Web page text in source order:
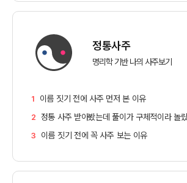
정통사주
명리학 기반 나의 사주보기
1 이름 짓기 전에 사주 먼저 본 이유
2 정통 사주 받아봤는데 풀이가 구체적이라 놀
3 이름 짓기 전에 꼭 사주 보는 이유